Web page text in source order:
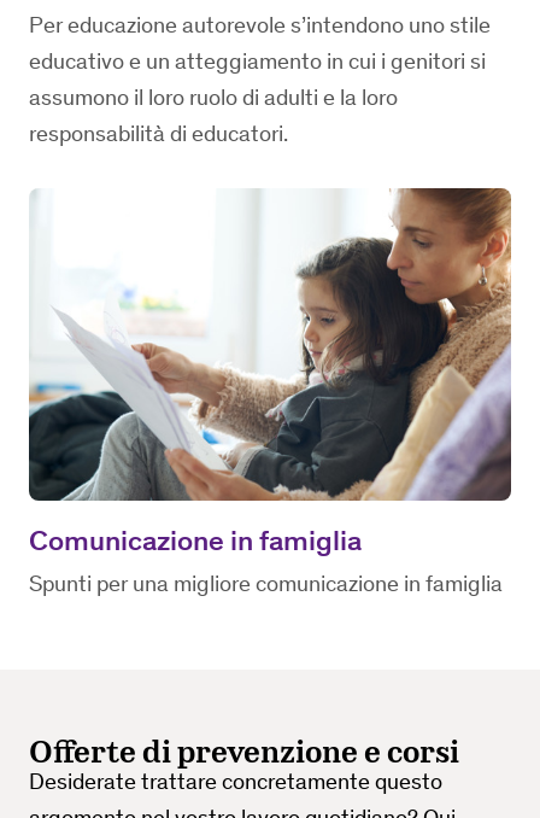
Per educazione autorevole s’intendono uno stile
educativo e un atteggiamento in cui i genitori si
assumono il loro ruolo di adulti e la loro
responsabilità di educatori.
Comunicazione in famiglia
Spunti per una migliore comunicazione in famiglia
Offerte di prevenzione e corsi
Desiderate trattare concretamente questo